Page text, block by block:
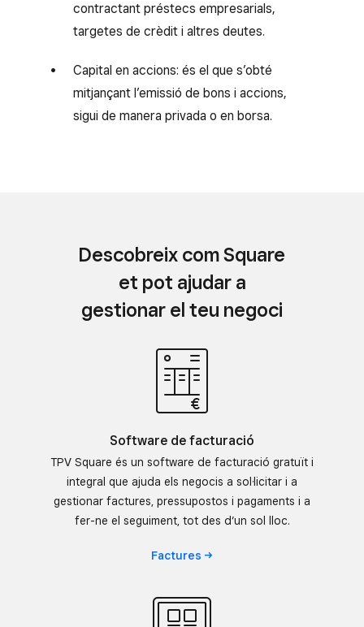
contractant préstecs empresarials,
targetes de crèdit i altres deutes.
Capital en accions: és el que s’obté
mitjançant l’emissió de bons i accions,
sigui de manera privada o en borsa.
Descobreix com Square
et pot ajudar a
gestionar el teu negoci
Software de facturació
TPV Square és un software de facturació gratuït i
integral que ajuda els negocis a sol·licitar i a
gestionar factures, pressupostos i pagaments i a
fer-ne el seguiment, tot des d’un sol lloc.
Factures